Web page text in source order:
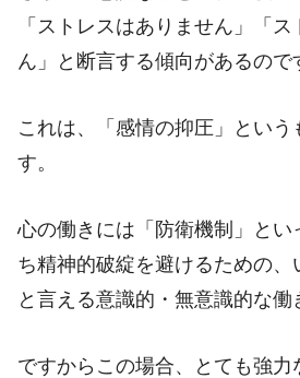
「ストレスはありません」「
ん」と断言する傾向があるので
これは、「感情の抑圧」という
す。
心の働きには「防衛機制」とい
ち精神的破綻を避けるための、
と言える意識的・無意識的な働
ですからこの場合、とても強力